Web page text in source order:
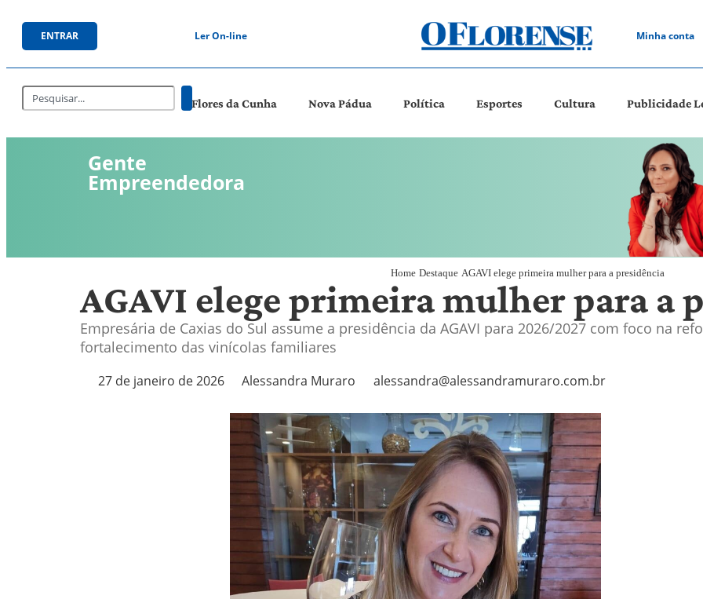
ENTRAR Ler On-line Minha conta
Flores da Cunha Nova Pádua Política Esportes Cultura Publicidade
Gente
Empreendedora
Home Destaque AGAVI elege primeira mulher para a presidência
AGAVI elege primeira mulher para a
Empresária de Caxias do Sul assume a presidência da AGAVI para 2026/2027 com foco na
fortalecimento das vinícolas familiares
27 de janeiro de 2026 Alessandra Muraro alessandra@alessandramuraro.com.br